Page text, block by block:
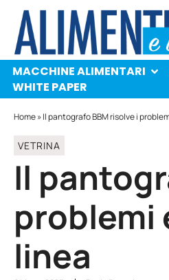
MACCHINE ALIMENTARI
PROTAGONISTI
WHITE
MACCHINE ALIMENTARI
WHITE PAPER
Home»Il pantografo BBM risolve i
VETRINA
Il
problemi
linea